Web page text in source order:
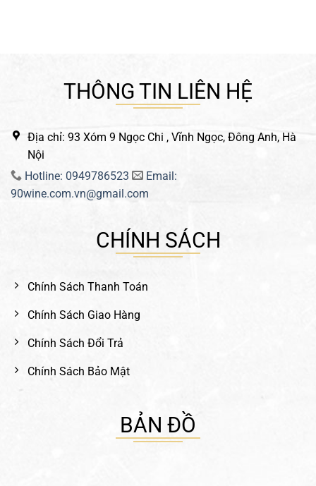
THÔNG TIN LIÊN HỆ
Địa chỉ: 93 Xóm 9 Ngọc Chi , Vĩnh Ngọc, Đông Anh, Hà
Nội
Hotline: 0949786523
Email:
90wine.com.vn@gmail.com
CHÍNH SÁCH
Chính Sách Thanh Toán
Chính Sách Giao Hàng
Chính Sách Đổi Trả
Chính Sách Bảo Mật
BẢN ĐỒ